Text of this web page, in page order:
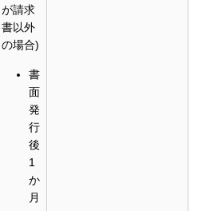
が請求
書以外
の場合)
書
面
発
行
後
1
か
月